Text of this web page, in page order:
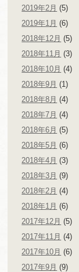
2019年2月 (5)
2019年1月 (6)
2018年12月 (5)
2018年11月 (3)
2018年10月 (4)
2018年9月 (1)
2018年8月 (4)
2018年7月 (4)
2018年6月 (5)
2018年5月 (6)
2018年4月 (3)
2018年3月 (9)
2018年2月 (4)
2018年1月 (6)
2017年12月 (5)
2017年11月 (4)
2017年10月 (6)
2017年9月 (9)